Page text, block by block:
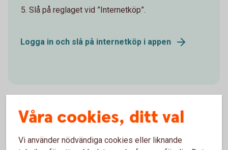
Slå på reglaget vid ”Internetköp”.
Logga in och slå på internetköp i appen
Våra cookies, ditt val
Vi använder nödvändiga cookies eller liknande